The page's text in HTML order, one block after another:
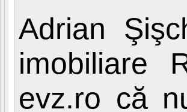
Adrian
imobiliare
evz.ro că